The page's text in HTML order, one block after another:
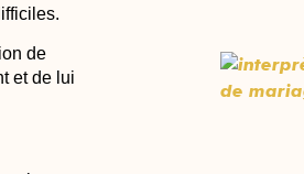
de
et de lui